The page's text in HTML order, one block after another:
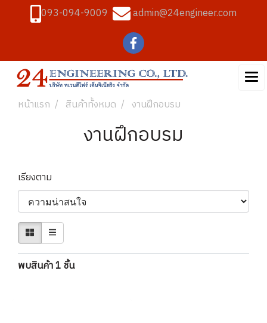
093-094-9009 admin@24engineer.com
หน้าแรก สินค้าทั้งหมด งานฝึกอบรม
งานฝึกอบรม
เรียงตาม
พบสินค้า 1 ชิ้น